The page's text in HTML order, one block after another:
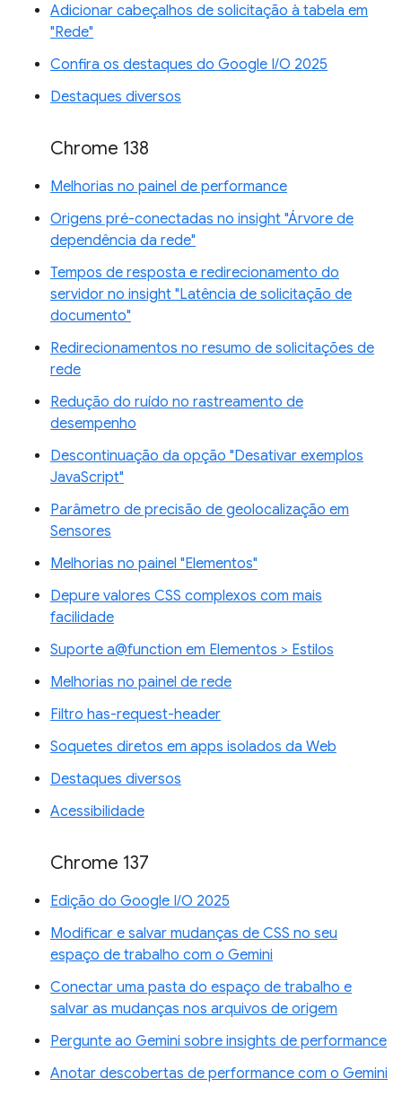
Adicionar cabeçalhos de solicitação à tabela em
"Rede"
Confira os destaques do Google I/O 2025
Destaques diversos
Chrome 138
Melhorias no painel de performance
Origens pré-conectadas no insight "Árvore de
dependência da rede"
Tempos de resposta e redirecionamento do
servidor no insight "Latência de solicitação de
documento"
Redirecionamentos no resumo de solicitações de
rede
Redução do ruído no rastreamento de
desempenho
Descontinuação da opção "Desativar exemplos
JavaScript"
Parâmetro de precisão de geolocalização em
Sensores
Melhorias no painel "Elementos"
Depure valores CSS complexos com mais
facilidade
Suporte a@function em Elementos > Estilos
Melhorias no painel de rede
Filtro has-request-header
Soquetes diretos em apps isolados da Web
Destaques diversos
Acessibilidade
Chrome 137
Edição do Google I/O 2025
Modificar e salvar mudanças de CSS no seu
espaço de trabalho com o Gemini
Conectar uma pasta do espaço de trabalho e
salvar as mudanças nos arquivos de origem
Pergunte ao Gemini sobre insights de performance
Anotar descobertas de performance com o Gemini